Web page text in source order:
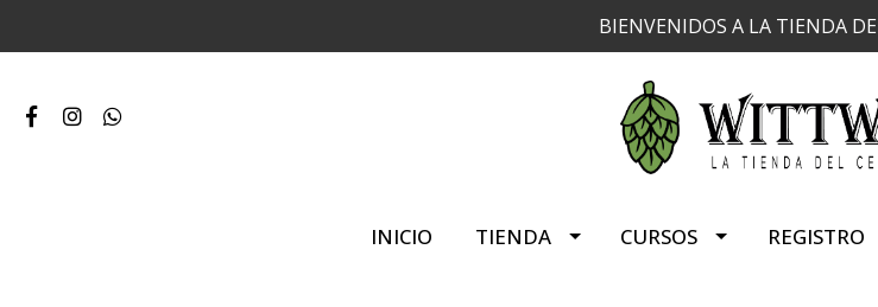
BIENVENIDOS A LA TIENDA
INICIO TIENDA CURSOS REGISTRO